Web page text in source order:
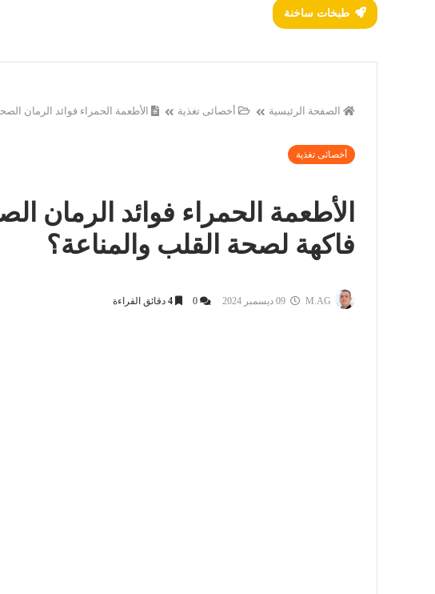
طبخات ساخنة
الصفحة الرئيسية أخصائى تغذية الأطعمة الحمراء فوائد الرمان
أخصائى تغذية
الأطعمة الحمراء فوائد الرمان
فاكهة لصحة القلب والمناعة؟
M.AG
0
4 دقائق القراءة